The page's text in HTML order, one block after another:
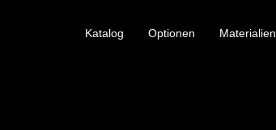
Katalog Optionen Materialien